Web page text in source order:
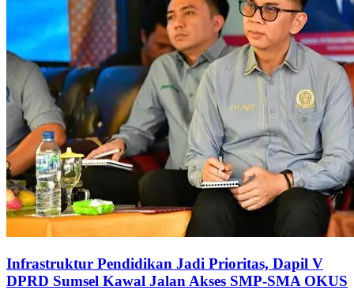
Infrastruktur Pendidikan Jadi Prioritas, Dapil V
DPRD Sumsel Kawal Jalan Akses SMP-SMA OKUS